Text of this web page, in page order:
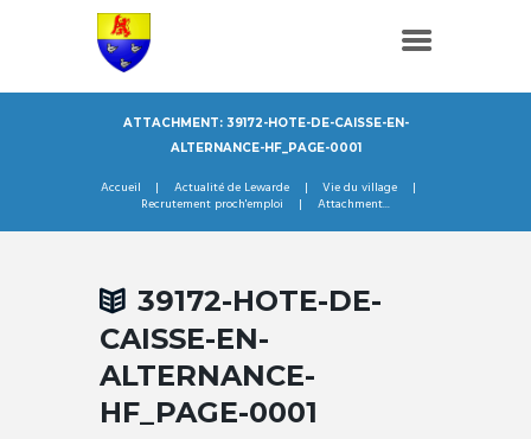
ATTACHMENT: 39172-HOTE-DE-CAISSE-EN-
ALTERNANCE-HF_PAGE-0001
Accueil Actualité de Lewarde
Vie du village
Recrutement proch'emploi
Attachment...
39172-HOTE-DE-
CAISSE-EN-
ALTERNANCE-
HF_PAGE-0001